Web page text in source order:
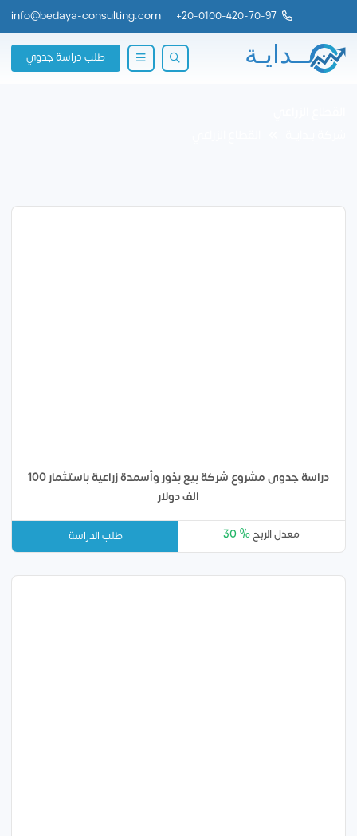
20-0100-420-70-97
+
info@bedaya-consulting.com
طلب دراسة جدوي
دراسة جدوى مشروع شركة بيع بذور وأسمدة زراعية باستثمار 100
الف دولار
معدل الربح30 % طلب الدراسة